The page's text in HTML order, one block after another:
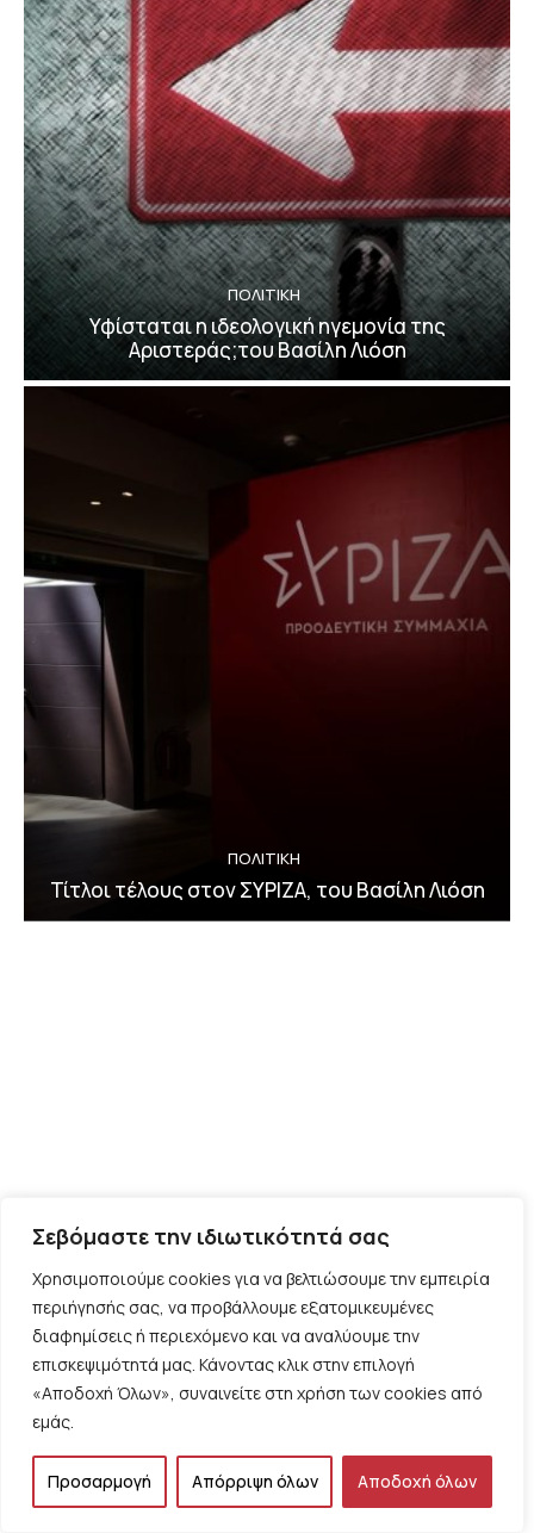
Σεβόμαστε την ιδιωτικότητά σας
Χρησιμοποιούμε cookies για να βελτιώσουμε την εμπειρία
περιήγησής σας, να προβάλλουμε εξατομικευμένες
διαφημίσεις ή περιεχόμενο και να αναλύουμε την
επισκεψιμότητά μας. Κάνοντας κλικ στην επιλογή
«Αποδοχή Όλων», συναινείτε στη χρήση των cookies από
εμάς.
Προσαρμογή Απόρριψη όλων Αποδοχή όλων
ΠΟΛΙΤΙΚΗ
Υφίσταται η ιδεολογική ηγεμονία της
Αριστεράς;του Βασίλη Λιόση
ΠΟΛΙΤΙΚΗ
Τίτλοι τέλους στον ΣΥΡΙΖΑ, του Βασίλη Λιόση
ΠΟΛΙΤΙΚΗ
Το 16o συνέδριο της ΝΔ, του Βασίλη Λιόση